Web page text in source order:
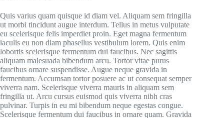
Quis varius quam quisque id diam vel. Aliquam sem fringilla
ut morbi tincidunt augue interdum. Tellus in metus vulputate
eu scelerisque felis imperdiet proin. Eget magna fermentum
iaculis eu non diam phasellus vestibulum lorem. Quis enim
lobortis scelerisque fermentum dui faucibus. Nec sagittis
aliquam malesuada bibendum arcu. Tortor vitae purus
faucibus ornare suspendisse. Augue neque gravida in
fermentum. Accumsan tortor posuere ac ut consequat semper
viverra nam. Scelerisque viverra mauris in aliquam sem
fringilla ut. Arcu cursus euismod quis viverra nibh cras
pulvinar. Turpis in eu mi bibendum neque egestas congue.
Scelerisque fermentum dui faucibus in ornare quam. Gravida